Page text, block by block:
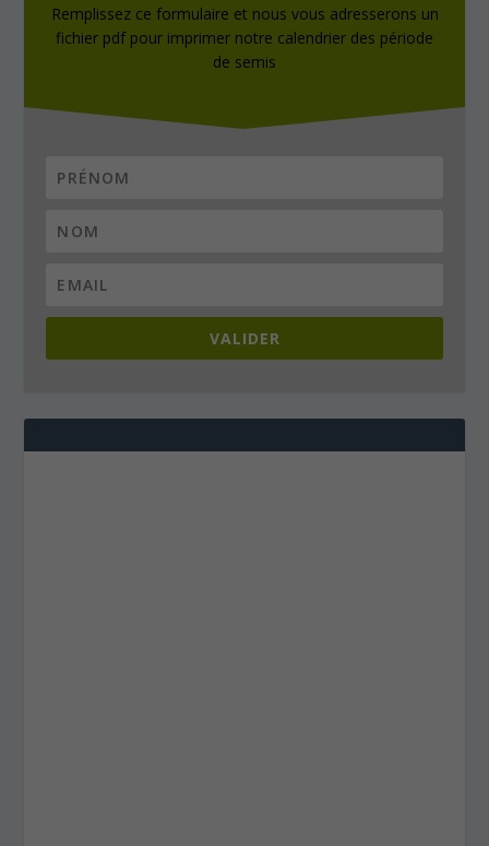
Remplissez ce formulaire et nous vous adresserons un
fichier pdf pour imprimer notre calendrier des période
de semis
VALIDER